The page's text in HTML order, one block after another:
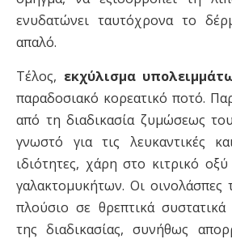
ενυδατώνει ταυτόχρονα το
απαλό.
Τέλος, εκχύλισμα
παραδοσιακό κορεατικό ποτό.
από τη διαδικασία ζυμώσεως
γνωστό για τις λευκαντικές
ιδιότητες, χάρη στο κιτρικό
γαλακτομυκήτων. Οι
πλούσιο σε θρεπτικά
της διαδικασίας, συνήθως